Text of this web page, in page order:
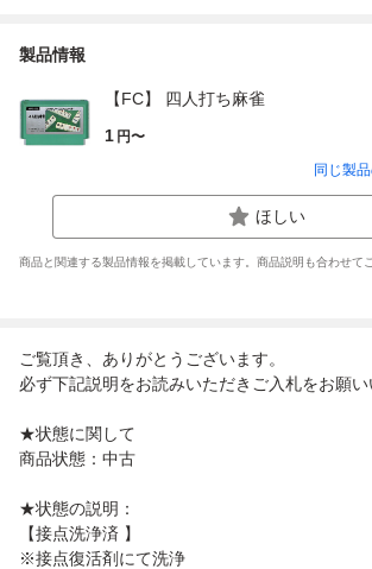
製品情報
【FC】 四人打ち麻雀
1 円〜
同じ製
ほしい
商品と関連する製品情報を掲載しています。商品説明も合わせて
ご覧頂き、ありがとうございます。
必ず下記説明をお読みいただきご入札をお願い
★状態に関して
商品状態：中古
★状態の説明：
【接点洗浄済 】
※接点復活剤にて洗浄